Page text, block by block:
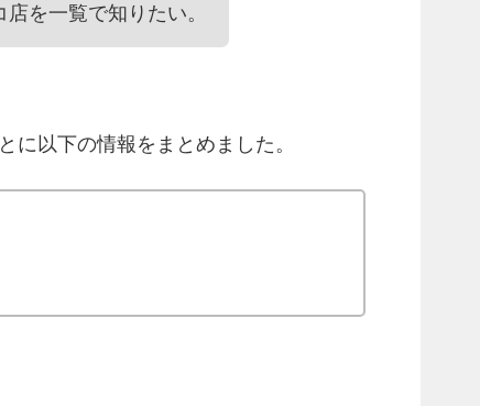
を一覧で知りたい。
に以下の情報をまとめました。